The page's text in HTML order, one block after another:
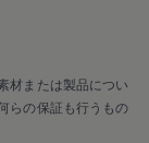
材または製品につい
らの保証も行うもの